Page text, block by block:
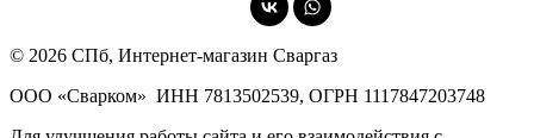
© 2026 СПб, Интернет-магазин Сваргаз
ООО «Сварком» ИНН 7813502539, ОГРН 1117847203748